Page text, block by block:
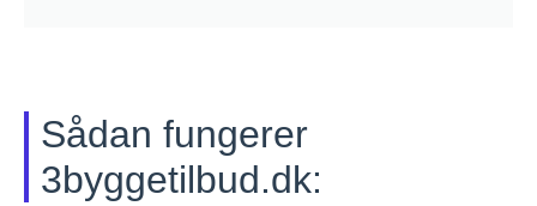
Sådan fungerer
3byggetilbud.dk: